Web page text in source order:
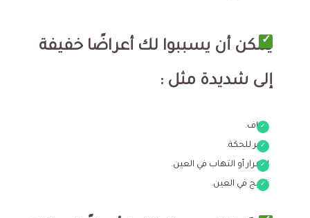
يمكن أن يسببوا لك أعراضًا خفيفة
إلى شديدة مثل :
جفاف.
مثير للحكة.
احمرار أو التهاب في العين.
تهيج في العين.